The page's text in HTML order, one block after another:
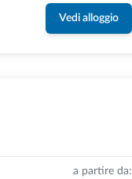
Vedi alloggio
a partire da: